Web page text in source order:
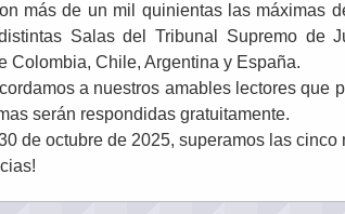
más de un mil quinientas las máximas
Salas del Tribunal Supremo de
Colombia, Chile, Argentina y España.
a nuestros amables lectores que
serán respondidas gratuitamente.
de octubre de 2025, superamos las